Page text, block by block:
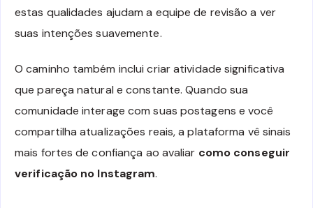
estas qualidades ajudam a equipe de revisão a ver
suas intenções suavemente.
O caminho também inclui criar atividade significativa
que pareça natural e constante. Quando sua
comunidade interage com suas postagens e você
compartilha atualizações reais, a plataforma vê sinais
mais fortes de confiança ao avaliar como conseguir
verificação no Instagram.